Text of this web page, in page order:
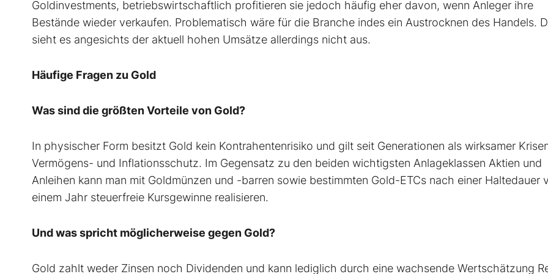
Goldinvestments, betriebswirtschaftlich profitieren sie jedoch häufig eher davon, wenn Anleger ihre
Bestände wieder verkaufen. Problematisch wäre für die Branche indes ein Austrocknen des Handels.
sieht es angesichts der aktuell hohen Umsätze allerdings nicht aus.
Häufige Fragen zu Gold
Was sind die größten Vorteile von Gold?
In physischer Form besitzt Gold kein Kontrahentenrisiko und gilt seit Generationen als wirksamer
Vermögens- und Inflationsschutz. Im Gegensatz zu den beiden wichtigsten Anlageklassen Aktien und
Anleihen kann man mit Goldmünzen und -barren sowie bestimmten Gold-ETCs nach einer Haltedauer
einem Jahr steuerfreie Kursgewinne realisieren.
Und was spricht möglicherweise gegen Gold?
Gold zahlt weder Zinsen noch Dividenden und kann lediglich durch eine wachsende Wertschätzung